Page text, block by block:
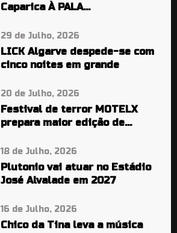
Caparica À PALA…
29 de Julho, 2026
LICK Algarve despede-se com
cinco noites em grande
20 de Julho, 2026
Festival de terror MOTELX
prepara maior edição de
18 de Julho, 2026
Plutonio vai atuar no Estádio
José Alvalade em 2027
16 de Julho, 2026
Chico da Tina leva a música